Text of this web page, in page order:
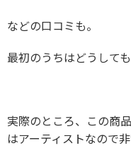
などの口コミも。
最初のうちはどうして
実際のところ、この商
はアーティストなので